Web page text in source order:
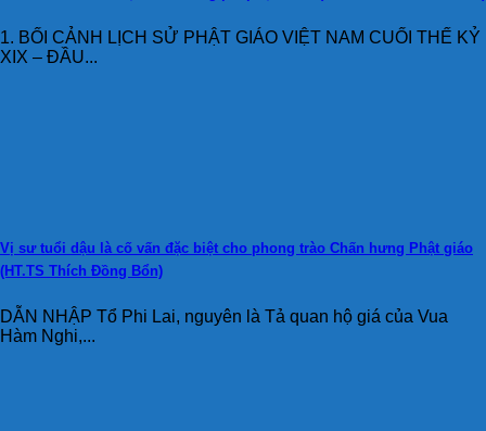
1. BỐI CẢNH LỊCH SỬ PHẬT GIÁO VIỆT NAM CUỐI THẾ KỶ
XIX – ĐẦU...
Vị sư tuổi dậu là cố vấn đặc biệt cho phong trào Chấn hưng Phật giáo
(HT.TS Thích Đồng Bổn)
DẪN NHẬP Tổ Phi Lai, nguyên là Tả quan hộ giá của Vua
Hàm Nghi,...